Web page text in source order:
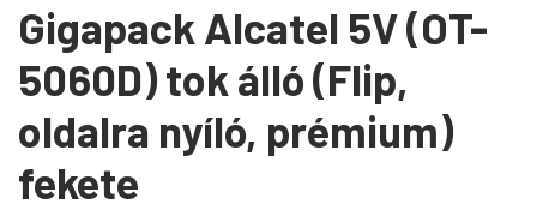
Gigapack Alcatel 5V (OT-
5060D) tok álló (Flip,
oldalra nyíló, prémium)
fekete